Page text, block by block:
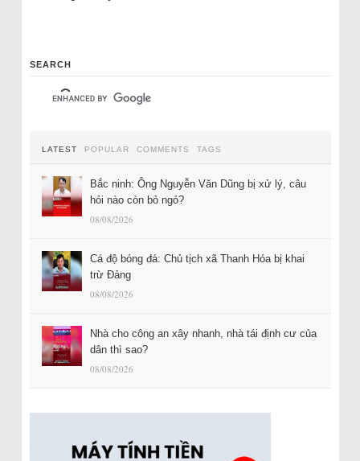
SEARCH
LATEST POPULAR COMMENTS TAGS
Bắc ninh: Ông Nguyễn Văn Dũng bị xử lý, câu
hỏi nào còn bỏ ngỏ?
08/08/2026
Cá độ bóng đá: Chủ tịch xã Thanh Hóa bị khai
trừ Đảng
08/08/2026
Nhà cho công an xây nhanh, nhà tái định cư của
dân thì sao?
08/08/2026